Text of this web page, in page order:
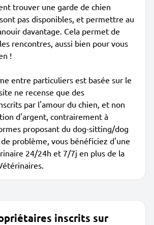
trouver une garde de chien
pas disponibles, et permettre au
davantage. Cela permet de
rencontres, aussi bien pour vous
!
entre particuliers est basée sur le
ne recense que des
par l'amour du chien, et non
d'argent, contrairement à
proposant du dog-sitting/dog
de problème, vous bénéficiez d'une
24/24h et 7/7j en plus de la
inscrits sur